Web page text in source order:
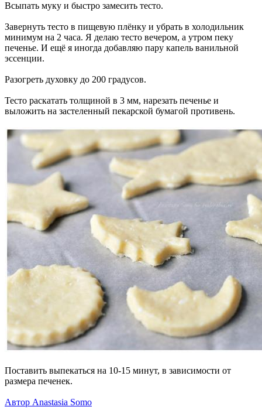
Всыпать муку и быстро замесить тесто.
Завернуть тесто в пищевую плёнку и убрать в холодильник
минимум на 2 часа. Я делаю тесто вечером, а утром пеку
печенье. И ещё я иногда добавляю пару капель ванильной
эссенции.
Разогреть духовку до 200 градусов.
Тесто раскатать толщиной в 3 мм, нарезать печенье и
выложить на застеленный пекарской бумагой противень.
Поставить выпекаться на 10-15 минут, в зависимости от
размера печенек.
Автор Anastasia Somo